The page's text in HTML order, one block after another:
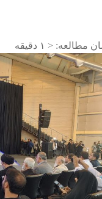
مطالعه: < ۱ دقیقه